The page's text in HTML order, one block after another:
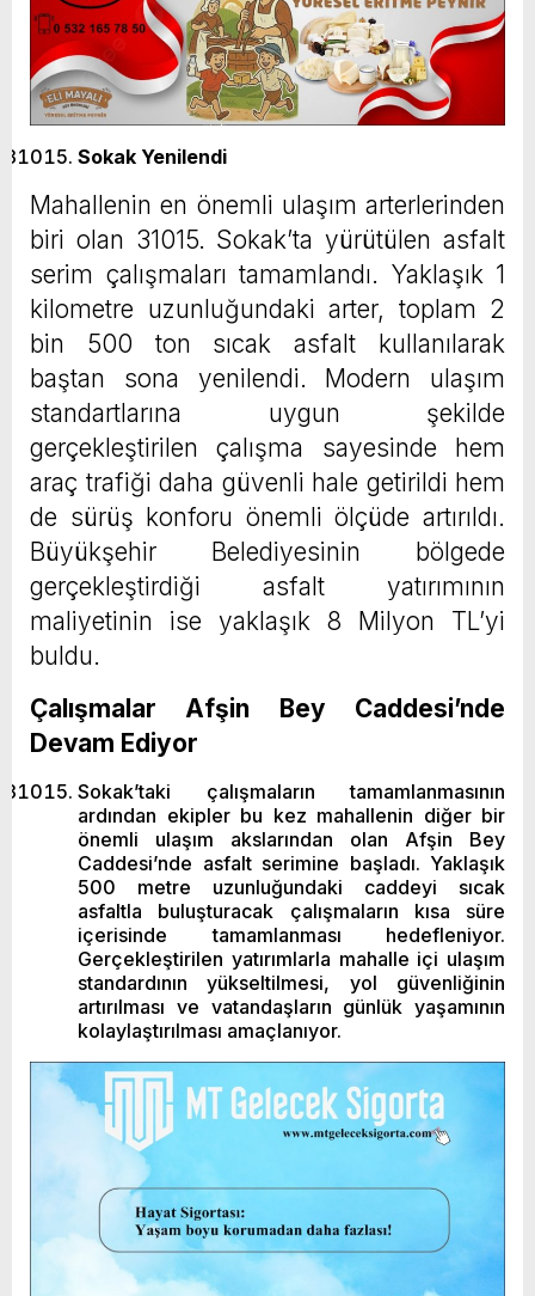
Sokak Yenilendi
Mahallenin en önemli ulaşım arterlerinden
biri olan 31015. Sokak’ta yürütülen asfalt
serim çalışmaları tamamlandı. Yaklaşık 1
kilometre uzunluğundaki arter, toplam 2
bin 500 ton sıcak asfalt kullanılarak
baştan sona yenilendi. Modern ulaşım
standartlarına uygun şekilde
gerçekleştirilen çalışma sayesinde hem
araç trafiği daha güvenli hale getirildi hem
de sürüş konforu önemli ölçüde artırıldı.
Büyükşehir Belediyesinin bölgede
gerçekleştirdiği asfalt yatırımının
maliyetinin ise yaklaşık 8 Milyon TL’yi
buldu.
Çalışmalar Afşin Bey Caddesi’nde
Devam Ediyor
Sokak’taki çalışmaların tamamlanmasının
ardından ekipler bu kez mahallenin diğer bir
önemli ulaşım akslarından olan Afşin Bey
Caddesi’nde asfalt serimine başladı. Yaklaşık
500 metre uzunluğundaki caddeyi sıcak
asfaltla buluşturacak çalışmaların kısa süre
içerisinde tamamlanması hedefleniyor.
Gerçekleştirilen yatırımlarla mahalle içi ulaşım
standardının yükseltilmesi, yol güvenliğinin
artırılması ve vatandaşların günlük yaşamının
kolaylaştırılması amaçlanıyor.